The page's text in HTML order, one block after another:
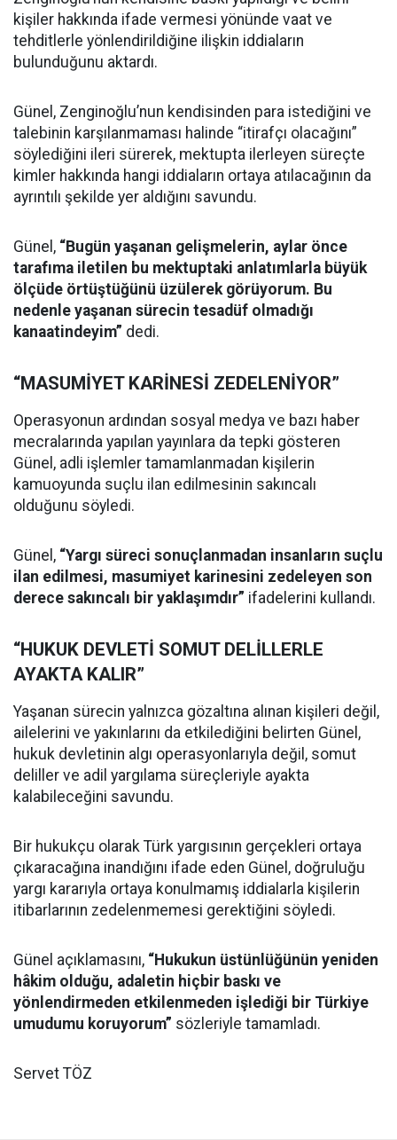
kişiler hakkında ifade vermesi yönünde vaat ve
tehditlerle yönlendirildiğine ilişkin iddiaların
bulunduğunu aktardı.
Günel, Zenginoğlu’nun kendisinden para istediğini ve
talebinin karşılanmaması halinde “itirafçı olacağını”
söylediğini ileri sürerek, mektupta ilerleyen süreçte
kimler hakkında hangi iddiaların ortaya atılacağının da
ayrıntılı şekilde yer aldığını savundu.
Günel, “Bugün yaşanan gelişmelerin, aylar önce
tarafıma iletilen bu mektuptaki anlatımlarla büyük
ölçüde örtüştüğünü üzülerek görüyorum. Bu
nedenle yaşanan sürecin tesadüf olmadığı
kanaatindeyim” dedi.
“MASUMİYET KARİNESİ ZEDELENİYOR”
Operasyonun ardından sosyal medya ve bazı haber
mecralarında yapılan yayınlara da tepki gösteren
Günel, adli işlemler tamamlanmadan kişilerin
kamuoyunda suçlu ilan edilmesinin sakıncalı
olduğunu söyledi.
Günel, “Yargı süreci sonuçlanmadan insanların suçlu
ilan edilmesi, masumiyet karinesini zedeleyen son
derece sakıncalı bir yaklaşımdır” ifadelerini kullandı.
“HUKUK DEVLETİ SOMUT DELİLLERLE
AYAKTA KALIR”
Yaşanan sürecin yalnızca gözaltına alınan kişileri değil,
ailelerini ve yakınlarını da etkilediğini belirten Günel,
hukuk devletinin algı operasyonlarıyla değil, somut
deliller ve adil yargılama süreçleriyle ayakta
kalabileceğini savundu.
Bir hukukçu olarak Türk yargısının gerçekleri ortaya
çıkaracağına inandığını ifade eden Günel, doğruluğu
yargı kararıyla ortaya konulmamış iddialarla kişilerin
itibarlarının zedelenmemesi gerektiğini söyledi.
Günel açıklamasını, “Hukukun üstünlüğünün yeniden
hâkim olduğu, adaletin hiçbir baskı ve
yönlendirmeden etkilenmeden işlediği bir Türkiye
umudumu koruyorum” sözleriyle tamamladı.
Servet TÖZ